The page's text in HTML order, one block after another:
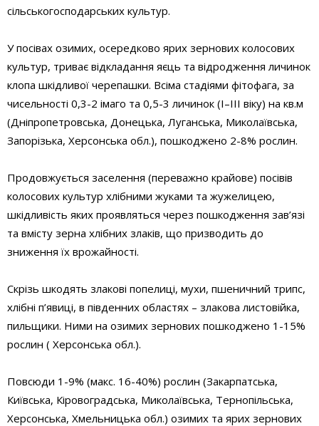
сільськогосподарських культур.
У посівах озимих, осередково ярих зернових колосових
культур, триває відкладання яєць та відродження личинок
клопа шкідливої черепашки. Всіма стадіями фітофага, за
чисельності 0,3-2 імаго та 0,5-3 личинок (І–ІІІ віку) на кв.м
(Дніпропетровська, Донецька, Луганська, Миколаївська,
Запорізька, Херсонська обл.), пошкоджено 2-8% рослин.
Продовжується заселення (переважно крайове) посівів
колосових культур хлібними жуками та жужелицею,
шкідливість яких проявляться через пошкодження зав’язі
та вмісту зерна хлібних злаків, що призводить до
зниження їх врожайності.
Скрізь шкодять злакові попелиці, мухи, пшеничний трипс,
хлібні п’явиці, в південних областях – злакова листовійка,
пильщики. Ними на озимих зернових пошкоджено 1-15%
рослин ( Херсонська обл.).
Повсюди 1-9% (макс. 16-40%) рослин (Закарпатська,
Київська, Кіровоградська, Миколаївська, Тернопільська,
Херсонська, Хмельницька обл.) озимих та ярих зернових